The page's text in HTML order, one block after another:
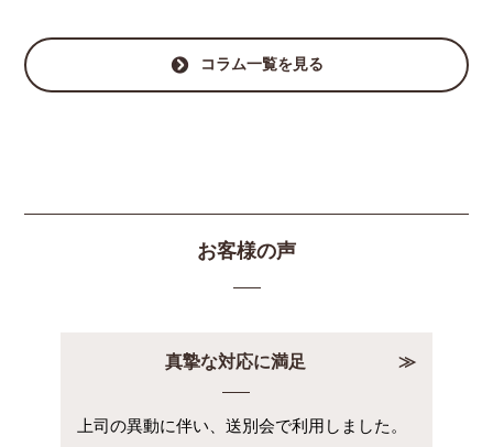
コラム一覧を見る
お客様の声
真摯な対応に満足
上司の異動に伴い、送別会で利用しました。